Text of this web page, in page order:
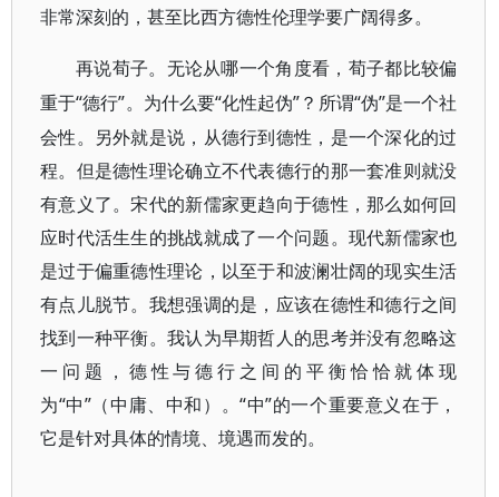
非常深刻的，甚至比西方德性伦理学要广阔得多。
再说荀子。无论从哪一个角度看，荀子都比较偏
重于“德行”。为什么要“化性起伪”？所谓“伪”是一个社
会性。另外就是说，从德行到德性，是一个深化的过
程。但是德性理论确立不代表德行的那一套准则就没
有意义了。宋代的新儒家更趋向于德性，那么如何回
应时代活生生的挑战就成了一个问题。现代新儒家也
是过于偏重德性理论，以至于和波澜壮阔的现实生活
有点儿脱节。我想强调的是，应该在德性和德行之间
找到一种平衡。我认为早期哲人的思考并没有忽略这
一问题，德性与德行之间的平衡恰恰就体现
为“中”（中庸、中和）。“中”的一个重要意义在于，
它是针对具体的情境、境遇而发的。